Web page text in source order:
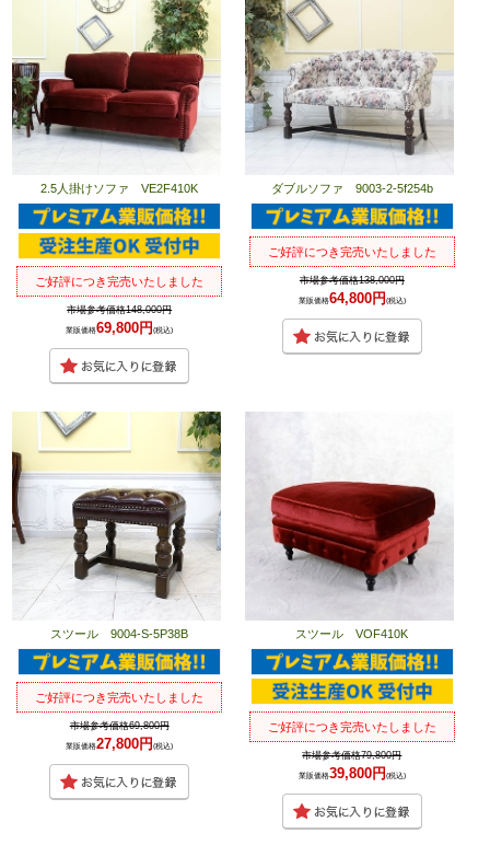
2.5人掛けソファ VE2F410K
ご好評につき完売いたしました
市場参考価格148,000円
業販価格69,800円(税込)
ダブルソファ 9003-2-5f254b
ご好評につき完売いたしました
市場参考価格138,000円
業販価格64,800円 (税込)
スツール 9004-S-5P38B
ご好評につき完売いたしました
市場参考価格69,800円
業販価格27,800円(税込)
スツール VOF410K
ご好評につき完売いたしました
市場参考価格79,800円
業販価格39,800円 (税込)